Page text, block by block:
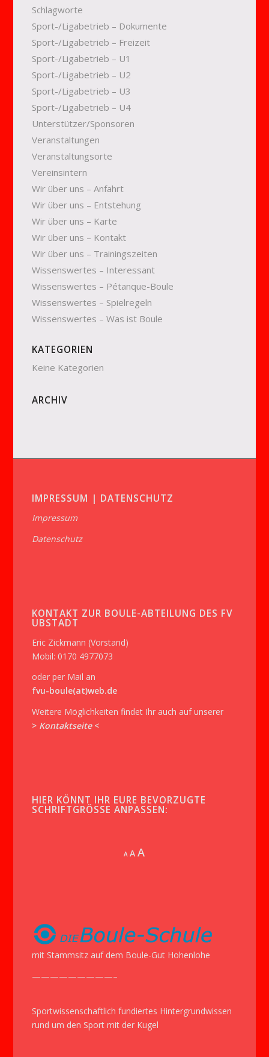
Schlagworte
Sport-/Ligabetrieb – Dokumente
Sport-/Ligabetrieb – Freizeit
Sport-/Ligabetrieb – U1
Sport-/Ligabetrieb – U2
Sport-/Ligabetrieb – U3
Sport-/Ligabetrieb – U4
Unterstützer/Sponsoren
Veranstaltungen
Veranstaltungsorte
Vereinsintern
Wir über uns – Anfahrt
Wir über uns – Entstehung
Wir über uns – Karte
Wir über uns – Kontakt
Wir über uns – Trainingszeiten
Wissenswertes – Interessant
Wissenswertes – Pétanque-Boule
Wissenswertes – Spielregeln
Wissenswertes – Was ist Boule
KATEGORIEN
Keine Kategorien
ARCHIV
IMPRESSUM | DATENSCHUTZ
Impressum
Datenschutz
KONTAKT ZUR BOULE-ABTEILUNG DES FV
UBSTADT
Eric Zickmann (Vorstand)
Mobil: 0170 4977073
oder per Mail an
fvu-boule(at)web.de
Weitere Möglichkeiten findet Ihr auch auf unserer
> Kontaktseite <
HIER KÖNNT IHR EURE BEVORZUGTE
SCHRIFTGRÖSSE ANPASSEN:
A Decrease
AReset
AIncrease
mit Stammsitz auf dem Boule-Gut Hohenlohe
—————————–
Sportwissenschaftlich fundiertes Hintergrundwissen
rund um den Sport mit der Kugel